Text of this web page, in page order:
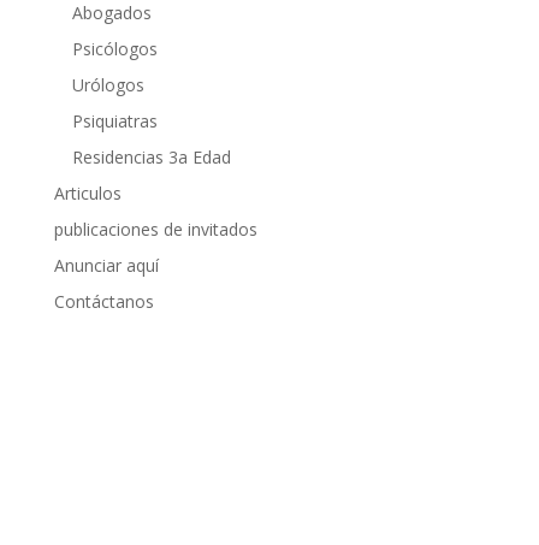
Abogados
Psicólogos
Urólogos
Psiquiatras
Residencias 3a Edad
Articulos
publicaciones de invitados
Anunciar aquí
Contáctanos